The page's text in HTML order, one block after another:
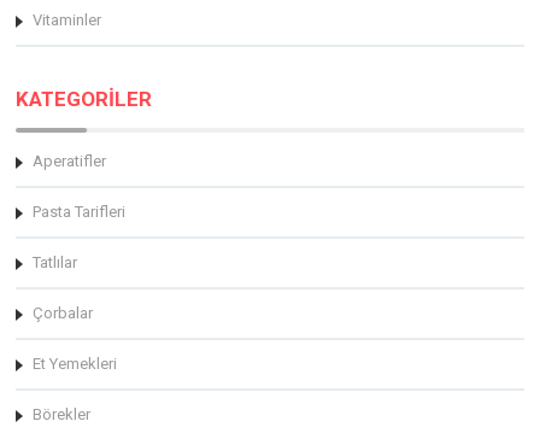
Vitaminler
KATEGORİLER
Aperatifler
Pasta Tarifleri
Tatlılar
Çorbalar
Et Yemekleri
Börekler